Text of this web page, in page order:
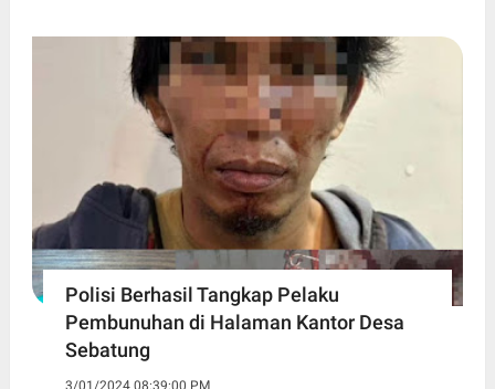
Polisi Berhasil Tangkap Pelaku
Pembunuhan di Halaman Kantor Desa
Sebatung
3/01/2024 08:39:00 PM